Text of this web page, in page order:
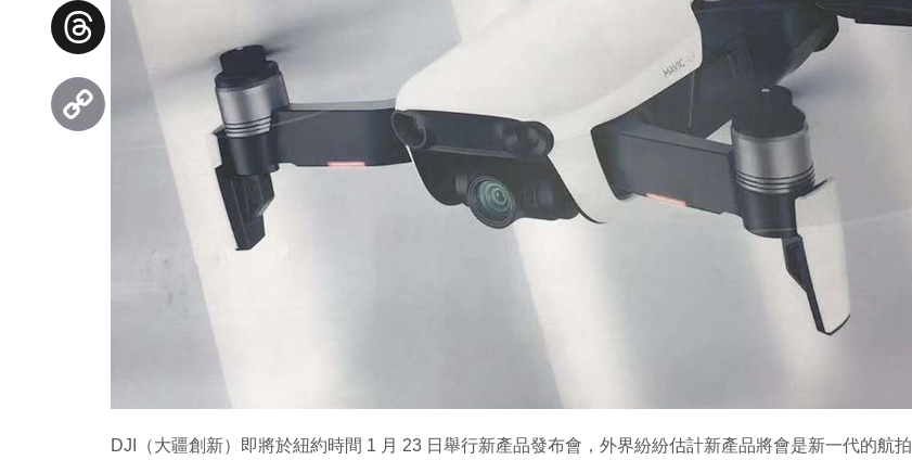
DJI（大疆創新）即將於紐約時間 1 月 23 日舉行新產品發布會，外界紛紛估計新產品將會是新一代的航拍
Facebook
Threads